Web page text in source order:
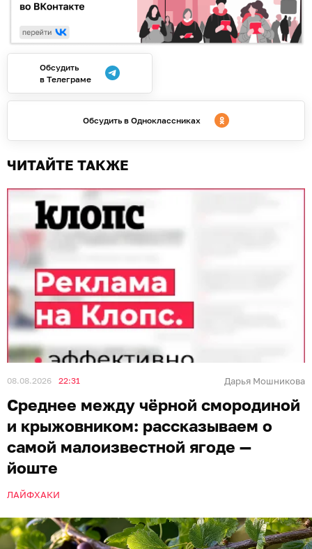
Обсудить
в Телеграме
Обсудить в Одноклассниках
ЧИТАЙТЕ ТАКЖЕ
08.08.2026 22:31 Дарья Мошникова
Среднее между чёрной смородиной
и крыжовником: рассказываем о
самой малоизвестной ягоде —
йоште
ЛАЙФХАКИ